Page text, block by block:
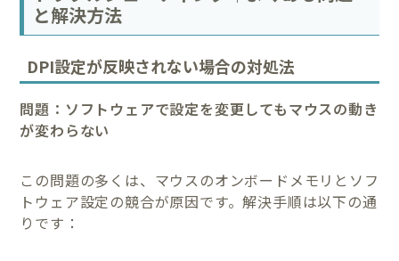
と解決方法
DPI設定が反映されない場合の対処法
問題：ソフトウェアで設定を変更してもマウスの動き
が変わらない
この問題の多くは、マウスのオンボードメモリとソフ
トウェア設定の競合が原因です。解決手順は以下の通
りです：